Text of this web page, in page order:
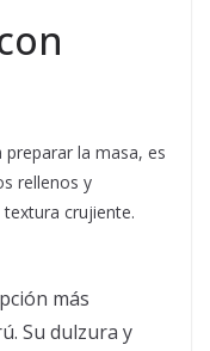
la masa, es
rellenos y
crujiente.
más
Su dulzura y